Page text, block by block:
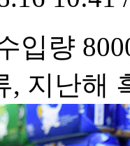
입량
, 지난해